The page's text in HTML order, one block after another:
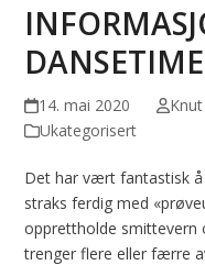
14. mai 2020
Ukategorisert
Det har vært fantastisk å
straks ferdig med
opprettholde smittevern
trenger flere eller færre